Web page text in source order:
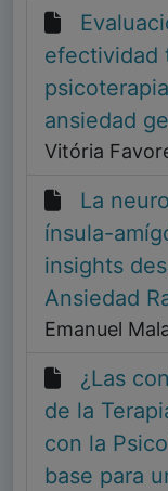
efectividad
ansiedad
Vitória
La
ínsula-
insights
Ansiedad
Emanuel
¿Las
de la
con la
base para